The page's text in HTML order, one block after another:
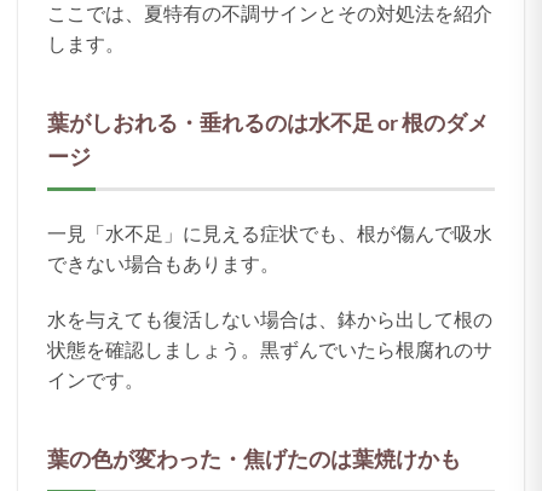
ここでは、夏特有の不調サインとその対処法を紹介
します。
葉がしおれる・垂れるのは水不足 or 根のダメ
ージ
一見「水不足」に見える症状でも、根が傷んで吸水
できない場合もあります。
水を与えても復活しない場合は、鉢から出して根の
状態を確認しましょう。黒ずんでいたら根腐れのサ
インです。
葉の色が変わった・焦げたのは葉焼けかも